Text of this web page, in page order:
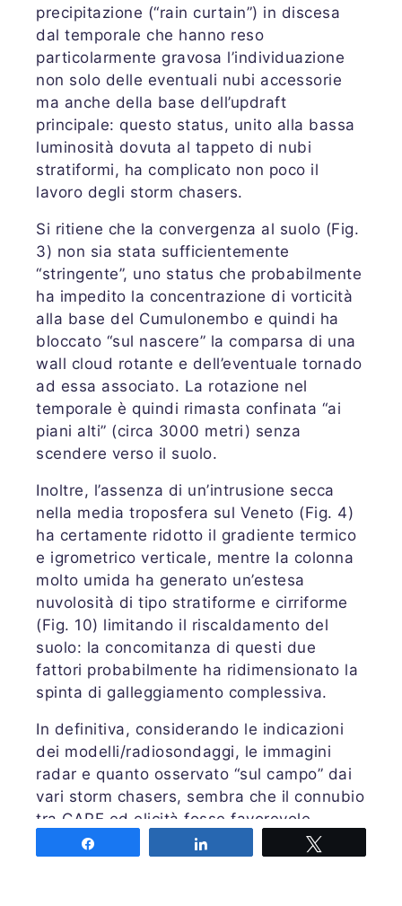
precipitazione (“rain curtain”) in discesa
dal temporale che hanno reso
particolarmente gravosa l’individuazione
non solo delle eventuali nubi accessorie
ma anche della base dell’updraft
principale: questo status, unito alla bassa
luminosità dovuta al tappeto di nubi
stratiformi, ha complicato non poco il
lavoro degli storm chasers.
Si ritiene che la convergenza al suolo (Fig.
3) non sia stata sufficientemente
“stringente”, uno status che probabilmente
ha impedito la concentrazione di vorticità
alla base del Cumulonembo e quindi ha
bloccato “sul nascere” la comparsa di una
wall cloud rotante e dell’eventuale tornado
ad essa associato. La rotazione nel
temporale è quindi rimasta confinata “ai
piani alti” (circa 3000 metri) senza
scendere verso il suolo.
Inoltre, l’assenza di un’intrusione secca
nella media troposfera sul Veneto (Fig. 4)
ha certamente ridotto il gradiente termico
e igrometrico verticale, mentre la colonna
molto umida ha generato un’estesa
nuvolosità di tipo stratiforme e cirriforme
(Fig. 10) limitando il riscaldamento del
suolo: la concomitanza di questi due
fattori probabilmente ha ridimensionato la
spinta di galleggiamento complessiva.
In definitiva, considerando le indicazioni
dei modelli/radiosondaggi, le immagini
radar e quanto osservato “sul campo” dai
vari storm chasers, sembra che il connubio
tra CAPE ed elicità fosse favorevole
all’insorgenza di mesocicloni solamente